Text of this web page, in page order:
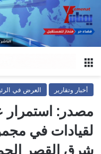
أخبار وتقارير العرض في
مصدر: استمرار
لقيادات في
شرق القصر